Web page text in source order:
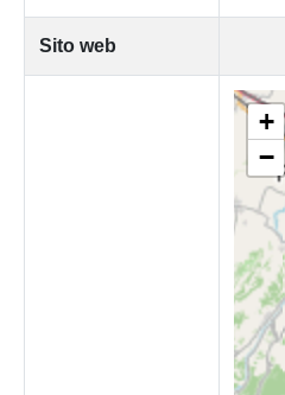
Sito web
+
−